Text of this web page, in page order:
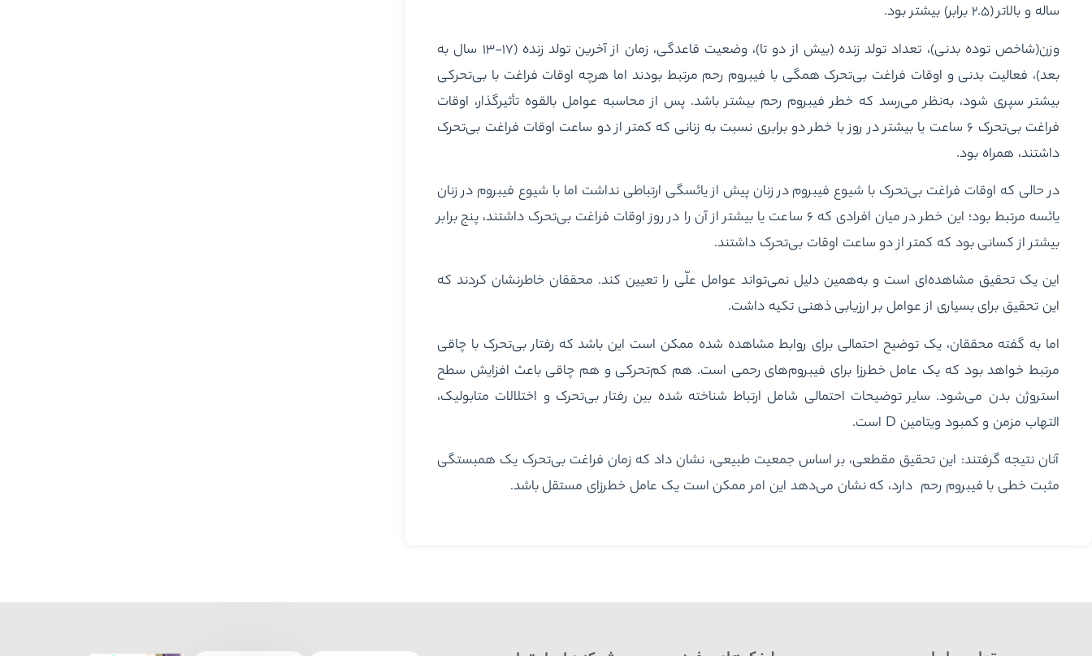
ساله و بالاتر (۲.۵ برابر) بیشتر بود.
وزن(شاخص توده بدنی)، تعداد تولد زنده (بیش از دو تا)، وضعیت قاعدگی، زمان از آخرین تولد زنده (۱۷-۱۳ سال به
بعد)، فعالیت بدنی و اوقات فراغت بی‌تحرک همگی با فیبروم رحم مرتبط بودند اما هرچه اوقات فراغت با بی‌تحرکی
بیشتر سپری شود، به‌نظر می‌رسد که خطر فیبروم رحم بیشتر باشد. پس از محاسبه عوامل بالقوه تأثیرگذار، اوقات
فراغت بی‌تحرک ۶ ساعت یا بیشتر در روز با خطر دو برابری نسبت به زنانی که کمتر از دو ساعت اوقات فراغت بی‌تحرک
داشتند، همراه بود.
در حالی که اوقات فراغت بی‌تحرک با شیوع فیبروم در زنان پیش از یائسگی ارتباطی نداشت اما با شیوع فیبروم در زنان
یائسه مرتبط بود؛ این خطر در میان افرادی که ۶ ساعت یا بیشتر از آن را در روز اوقات فراغت بی‌تحرک داشتند، پنج برابر
بیشتر از کسانی بود که کمتر از دو ساعت اوقات بی‌تحرک داشتند.
این یک تحقیق مشاهده‌ای است و به‌همین دلیل نمی‌تواند عوامل علّی را تعیین کند. محققان خاطرنشان کردند که
این تحقیق برای بسیاری از عوامل بر ارزیابی ذهنی تکیه داشت.
اما به گفته محققان، یک توضیح احتمالی برای روابط مشاهده شده ممکن است این باشد که رفتار بی‌تحرک با چاقی
مرتبط خواهد بود که یک عامل خطرزا برای فیبروم‌های رحمی است. هم کم‌تحرکی و هم چاقی باعث افزایش سطح
استروژن بدن می‌شود. سایر توضیحات احتمالی شامل ارتباط شناخته شده بین رفتار بی‌تحرک و اختلالات متابولیک،
التهاب مزمن و کمبود ویتامین D است.
آنان نتیجه گرفتند: این تحقیق مقطعی، بر اساس جمعیت طبیعی، نشان داد که زمان فراغت بی‌تحرک یک همبستگی
مثبت خطی با فیبروم رحم دارد، که نشان می‌دهد این امر ممکن است یک عامل خطرزای مستقل باشد.